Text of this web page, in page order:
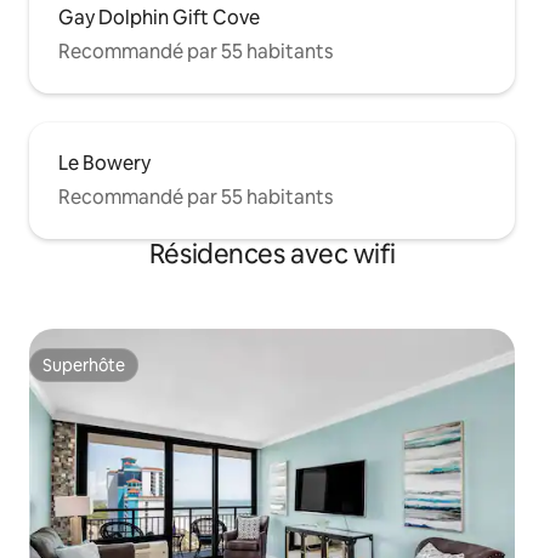
Gay Dolphin Gift Cove
Recommandé par 55 habitants
Le Bowery
Recommandé par 55 habitants
Résidences avec wifi
Superhôte
Superhôte